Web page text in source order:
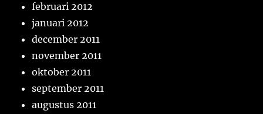
februari 2012
januari 2012
december 2011
november 2011
oktober 2011
september 2011
augustus 2011